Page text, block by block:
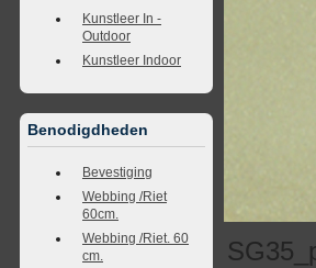
Kunstleer In -
Outdoor
Kunstleer Indoor
Benodigdheden
Bevestiging
Webbing /Riet
60cm.
Webbing /Riet. 60
cm.